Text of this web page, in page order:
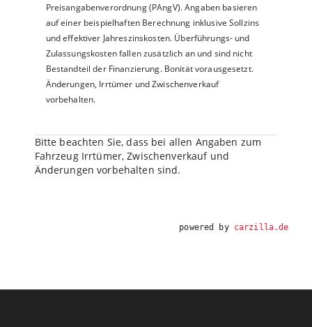
Preisangabenverordnung (PAngV). Angaben basieren
auf einer beispielhaften Berechnung inklusive Sollzins
und effektiver Jahreszinskosten. Überführungs- und
Zulassungskosten fallen zusätzlich an und sind nicht
Bestandteil der Finanzierung. Bonität vorausgesetzt.
Änderungen, Irrtümer und Zwischenverkauf
vorbehalten.
Bitte beachten Sie, dass bei allen Angaben zum
Fahrzeug Irrtümer, Zwischenverkauf und
Änderungen vorbehalten sind.
powered by carzilla.de